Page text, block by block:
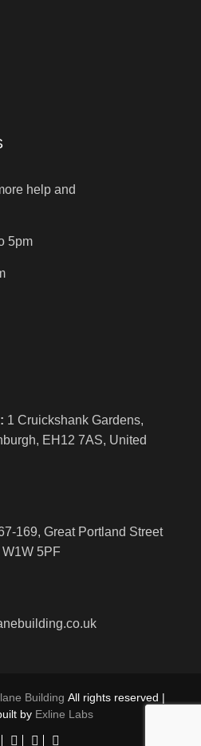
help and
5pm
1 Cruickshank Gardens,
EH12 7AS, United
169, Great Portland Street
5PF
Building All rights reserved |
by Exline Labs